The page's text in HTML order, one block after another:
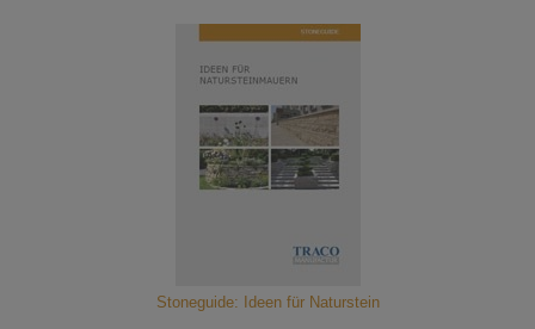
Stoneguide: Ideen für Naturstein